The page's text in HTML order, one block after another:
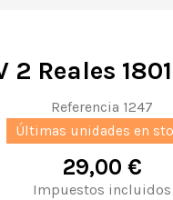
2 Reales
Referencia 1247
Últimas unidades en
29,00 €
Impuestos incluidos